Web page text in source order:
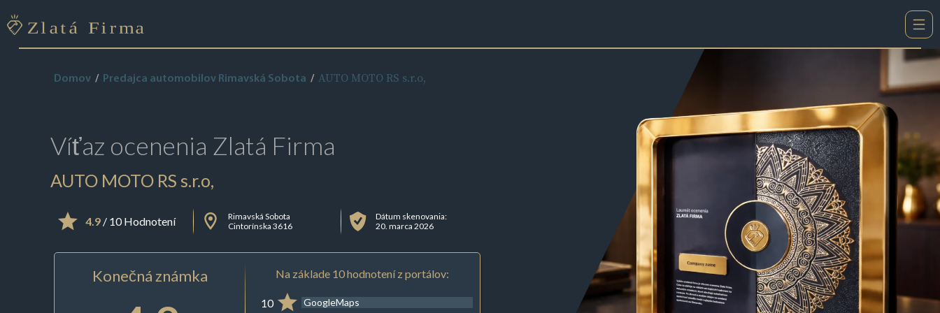
Domov Predajca automobilov Rimavská Sobota AUTO MOTO RS s.r.o,
Víťaz ocenenia Zlatá Firma
AUTO MOTO RS s.r.o,
4.9/ 10 Hodnotení
Rimavská Sobota
Cintorínska 3616
Dátum skenovania:
20. marca 2026
Konečná známka Na základe 10 hodnotení z portálov:
10 GoogleMaps